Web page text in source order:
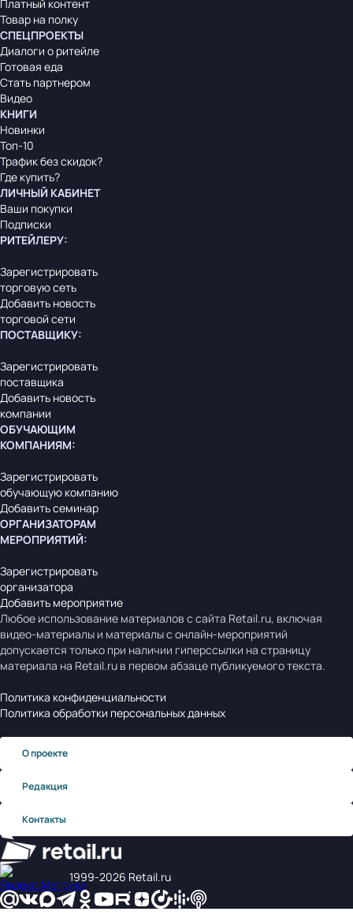
Платный контент
Товар на полку
СПЕЦПРОЕКТЫ
Диалоги о ритейле
Готовая еда
Стать партнером
Видео
КНИГИ
Новинки
Топ-10
Трафик без скидок?
Где купить?
ЛИЧНЫЙ КАБИНЕТ
Ваши покупки
Подписки
РИТЕЙЛЕРУ:
Зарегистрировать
торговую сеть
Добавить новость
торговой сети
ПОСТАВЩИКУ:
Зарегистрировать
поставщика
Добавить новость
компании
ОБУЧАЮЩИМ
КОМПАНИЯМ:
Зарегистрировать
обучающую компанию
Добавить семинар
ОРГАНИЗАТОРАМ
МЕРОПРИЯТИЙ:
Зарегистрировать
организатора
Добавить мероприятие
Любое использование материалов с сайта Retail.ru, включая
видео-материалы и материалы с онлайн-мероприятий
допускается только при наличии гиперссылки на страницу
материала на Retail.ru в первом абзаце публикуемого текста.
Политика конфиденциальности
Политика обработки персональных данных
О проекте
Редакция
Контакты
1999‑2026 Retail.ru